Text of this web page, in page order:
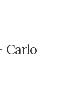
Carlo